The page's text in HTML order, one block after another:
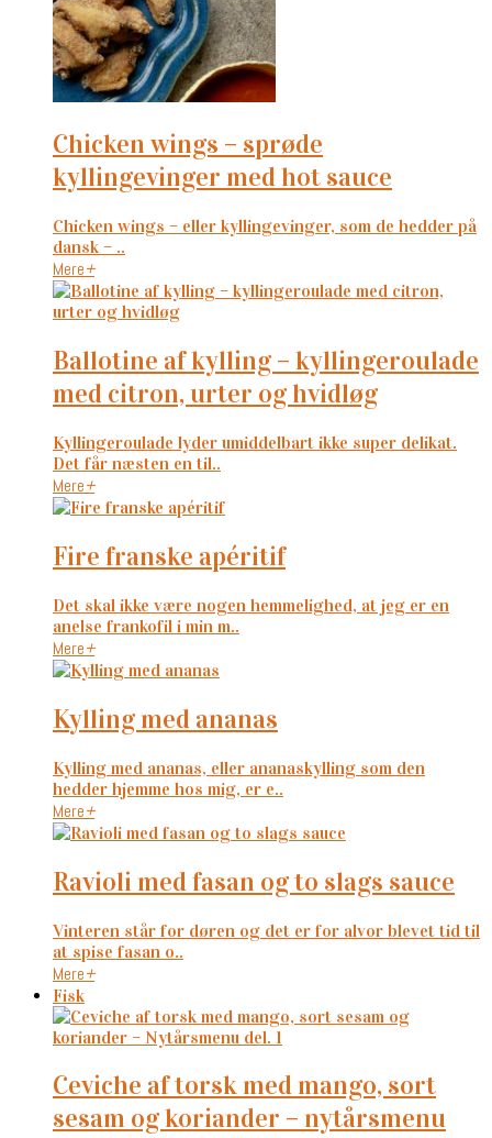
chicken wings – sprøde
kyllingevinger med hot sauce
Chicken wings – eller kyllingevinger, som de hedder på
dansk – ..
Mere+
ballotine af kylling – kyllingeroulade
med citron, urter og hvidløg
Kyllingeroulade lyder umiddelbart ikke super delikat.
Det får næsten en til..
Mere+
fire franske apéritif
Det skal ikke være nogen hemmelighed, at jeg er en
anelse frankofil i min m..
Mere+
kylling med ananas
Kylling med ananas, eller ananaskylling som den
hedder hjemme hos mig, er e..
Mere+
ravioli med fasan og to slags sauce
Vinteren står for døren og det er for alvor blevet tid til
at spise fasan o..
Mere+
Fisk
ceviche af torsk med mango, sort
sesam og koriander – nytårsmenu